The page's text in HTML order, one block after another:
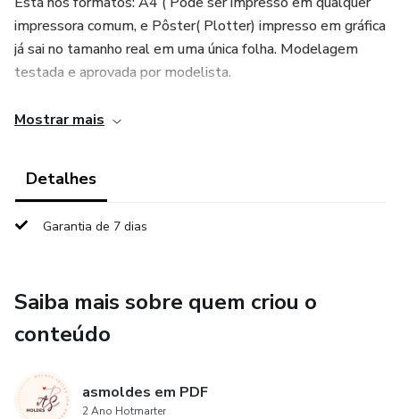
impressora comum, e Pôster( Plotter) impresso em gráfica
já sai no tamanho real em uma única folha. Modelagem
testada e aprovada por modelista.
Após a COMPRA do molde, é PROIBIDO a revenda
Mostrar mais
Detalhes
Garantia de 7 dias
Saiba mais sobre quem criou o
conteúdo
asmoldes em PDF
2 Ano Hotmarter